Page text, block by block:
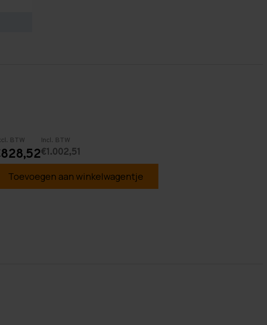
BTW Incl. BTW
€1.002,51
Toevoegen aan winkelwagentje